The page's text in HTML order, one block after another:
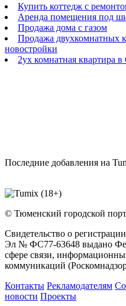
Купить коттедж с
Аренда помещения под
Продажа дома с газом
Продажа двухкомнатных
новостройки
2ух комнатная квартира
Последние добавления на
© Тюменский городской
Свидетельство о
Эл № ФС77-63648 выдано
сфере связи,
коммуникаций
Контакты Рекламодателям
новости Проекты